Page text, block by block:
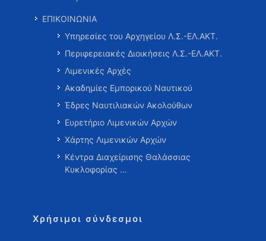
ΕΠΙΚΟΙΝΩΝΙΑ
Υπηρεσίες του Αρχηγείου Λ.Σ.-ΕΛ.ΑΚΤ.
Περιφερειακές Διοικήσεις Λ.Σ.-ΕΛ.ΑΚΤ.
Λιμενικές Αρχές
Ακαδημίες Εμπορικού Ναυτικού
Έδρες Ναυτιλιακών Ακολούθων
Ευρετήριο Λιμενικών Αρχών
Χάρτης Λιμενικών Αρχών
Κέντρα Διαχείρισης Θαλάσσιας
Κυκλοφορίας …
Χρήσιμοι σύνδεσμοι